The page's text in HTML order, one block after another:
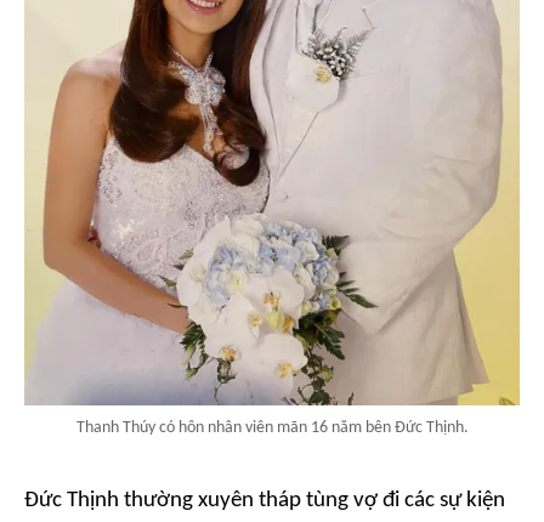
Thanh Thúy có hôn nhân viên mãn 16 năm bên Đức Thịnh.
Đức Thịnh thường xuyên tháp tùng vợ đi các sự kiện